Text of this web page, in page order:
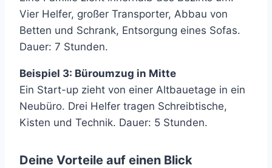
Vier Helfer, großer Transporter, Abbau von
Betten und Schrank, Entsorgung eines Sofas.
Dauer: 7 Stunden.
Beispiel 3: Büroumzug in Mitte
Ein Start-up zieht von einer Altbauetage in ein
Neubüro. Drei Helfer tragen Schreibtische,
Kisten und Technik. Dauer: 5 Stunden.
Deine Vorteile auf einen Blick